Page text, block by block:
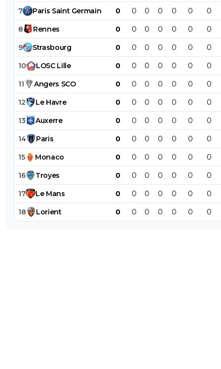
7 Paris Saint Germain 0 0 0 0 0 0 0
8 Rennes 0 0 0 0 0 0 0
9 Strasbourg 0 0 0 0 0 0 0
10 LOSC Lille 0 0 0 0 0 0 0
11 Angers SCO 0 0 0 0 0 0 0
12 Le Havre 0 0 0 0 0 0 0
13 Auxerre 0 0 0 0 0 0 0
14 Paris 0 0 0 0 0 0 0
15 Monaco 0 0 0 0 0 0 0
16 Troyes 0 0 0 0 0 0 0
17 Le Mans 0 0 0 0 0 0 0
18 Lorient 0 0 0 0 0 0 0